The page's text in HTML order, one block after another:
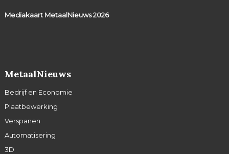
Mediakaart MetaalNieuws2026
MetaalNieuws
Bedrijf en Economie
Plaatbewerking
Verspanen
Automatisering
3D